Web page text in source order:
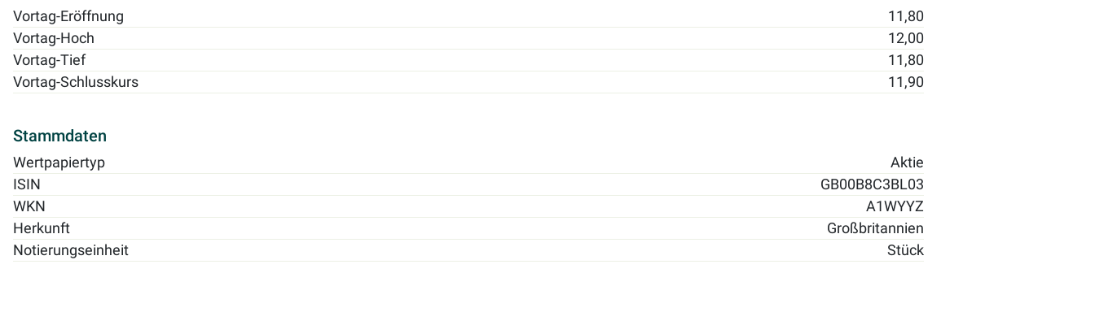
Vortag-Eröffnung
11,80
Vortag-Hoch
12,00
Vortag-Tief
11,80
Vortag-Schlusskurs
11,90
Stammdaten
Wertpapiertyp
Aktie
ISIN
GB00B8C3BL03
WKN
A1WYYZ
Herkunft
Großbritannien
Notierungseinheit
Stück